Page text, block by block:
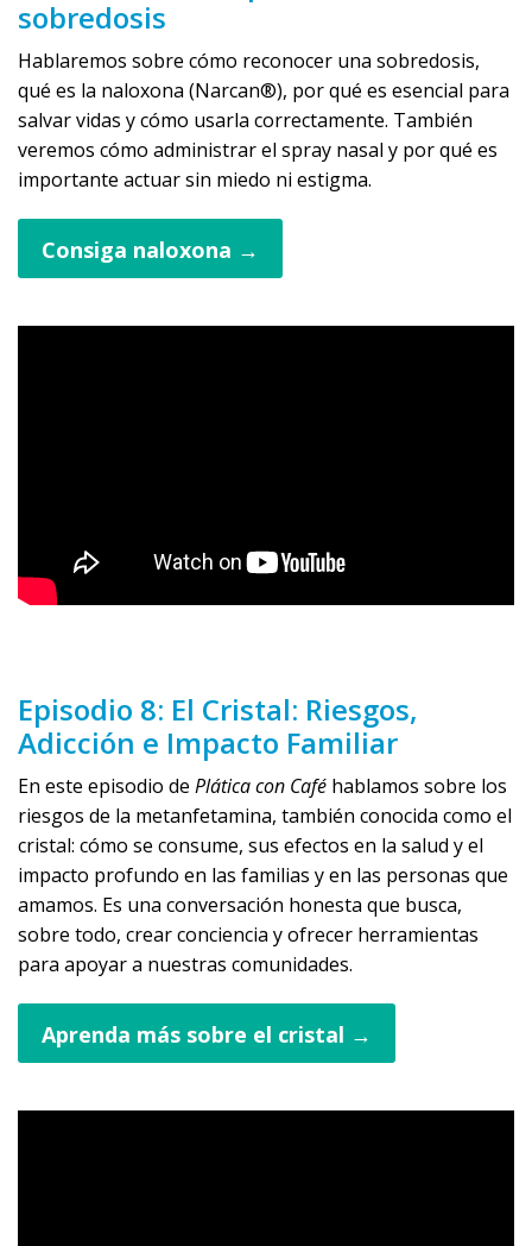
sobredosis
Hablaremos sobre cómo reconocer una sobredosis,
qué es la naloxona (Narcan®), por qué es esencial para
salvar vidas y cómo usarla correctamente. También
veremos cómo administrar el spray nasal y por qué es
importante actuar sin miedo ni estigma.
Consiga naloxona →
Episodio 8: El Cristal: Riesgos,
Adicción e Impacto Familiar
En este episodio de Plática con Café hablamos sobre los
riesgos de la metanfetamina, también conocida como el
cristal: cómo se consume, sus efectos en la salud y el
impacto profundo en las familias y en las personas que
amamos. Es una conversación honesta que busca,
sobre todo, crear conciencia y ofrecer herramientas
para apoyar a nuestras comunidades.
Aprenda más sobre el cristal →